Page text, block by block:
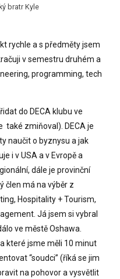
bratr Kyle
rychle a s předměty jsem
v semestru druhém a
programming, tech
do DECA klubu ve
také zmiňoval). DECA je
naučit o byznysu a jak
i v USA a v Evropě a
dále je provinční
člen má na výběr z
Hospitality + Tourism,
Já jsem si vybral
ve městě Oshawa.
které jsme měli 10 minut
“soudci” (říká se jim
na pohovor a vysvětlit